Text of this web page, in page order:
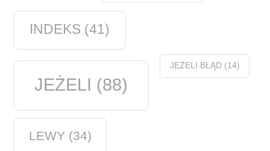
INDEKS (41)
JEŻELI (88)
JEŻELI.BŁĄD(14)
LEWY (34)